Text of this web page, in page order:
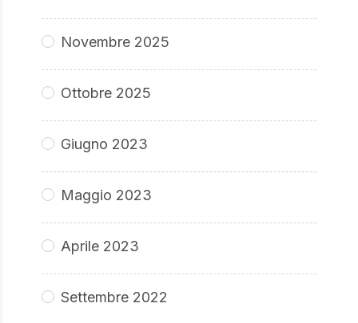
Novembre 2025
Ottobre 2025
Giugno 2023
Maggio 2023
Aprile 2023
Settembre 2022